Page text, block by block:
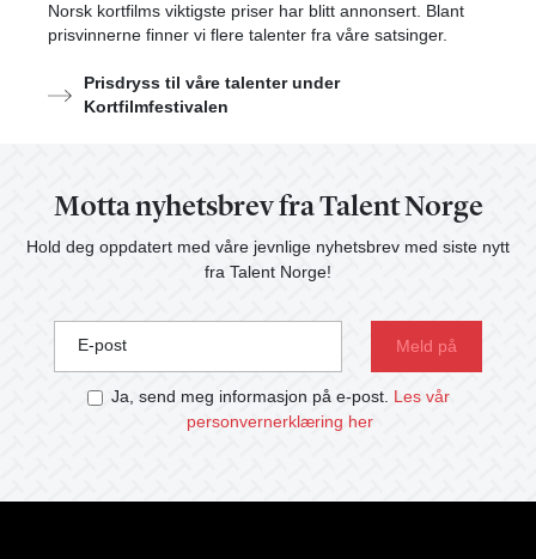
Norsk kortfilms viktigste priser har blitt annonsert. Blant
prisvinnerne finner vi flere talenter fra våre satsinger.
Prisdryss til våre talenter under
Kortfilmfestivalen
Motta nyhetsbrev fra Talent Norge
Hold deg oppdatert med våre jevnlige nyhetsbrev med siste nytt
fra Talent Norge!
E-post
Ja, send meg informasjon på e-post. Les vår
personvernerklæring her